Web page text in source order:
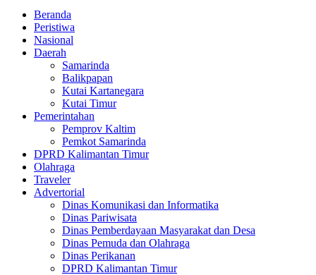
Beranda
Peristiwa
Nasional
Daerah
Samarinda
Balikpapan
Kutai Kartanegara
Kutai Timur
Pemerintahan
Pemprov Kaltim
Pemkot Samarinda
DPRD Kalimantan Timur
Olahraga
Traveler
Advertorial
Dinas Komunikasi dan Informatika
Dinas Pariwisata
Dinas Pemberdayaan Masyarakat dan Desa
Dinas Pemuda dan Olahraga
Dinas Perikanan
DPRD Kalimantan Timur